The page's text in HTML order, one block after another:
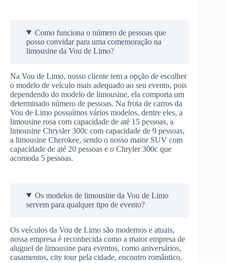
Como funciona o número de pessoas que
posso convidar para uma comemoração na
limousine da Vou de Limo?
Na Vou de Limo, nosso cliente tem a opção de escolher
o modelo de veículo mais adequado ao seu evento, pois
dependendo do modelo de limousine, ela comporta um
determinado número de pessoas. Na frota de carros da
Vou de Limo possuímos vários modelos, dentre eles, a
limousine rosa com capacidade de até 15 pessoas, a
limousine Chrysler 300c com capacidade de 9 pessoas,
a limousine Cherokee, sendo o nosso maior SUV com
capacidade de até 20 pessoas e o Chryler 300c que
acomoda 5 pessoas.
Os modelos de limousine da Vou de Limo
servem para qualquer tipo de evento?
Os veículos da Vou de Limo são modernos e atuais,
nossa empresa é reconhecida como a maior empresa de
aluguel de limousine para eventos, como aniversários,
casamentos, city tour pela cidade, encontro romântico,